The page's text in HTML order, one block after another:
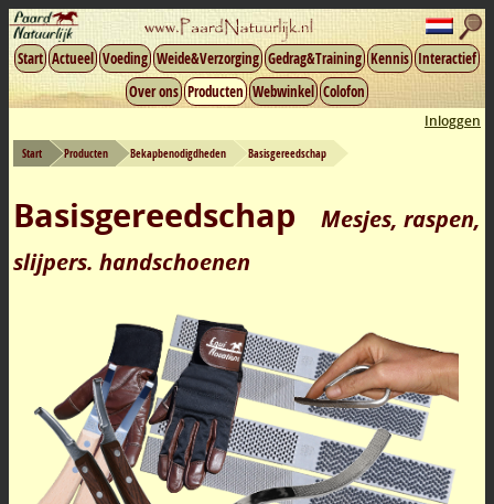
Start Actueel Voeding Weide&Verzorging Gedrag&Training Kennis Interactief
Over ons Producten Webwinkel Colofon
Inloggen
Start Producten Bekapbenodigdheden Basisgereedschap
Basisgereedschap
Mesjes, raspen,
slijpers. handschoenen